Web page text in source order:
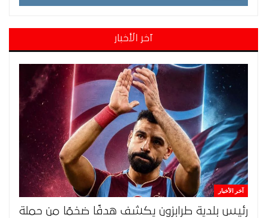
آخر الأخبار
آخر الأخبار
رئيس بلدية طرابزون يكشف هدفًا ضخمًا من حملة